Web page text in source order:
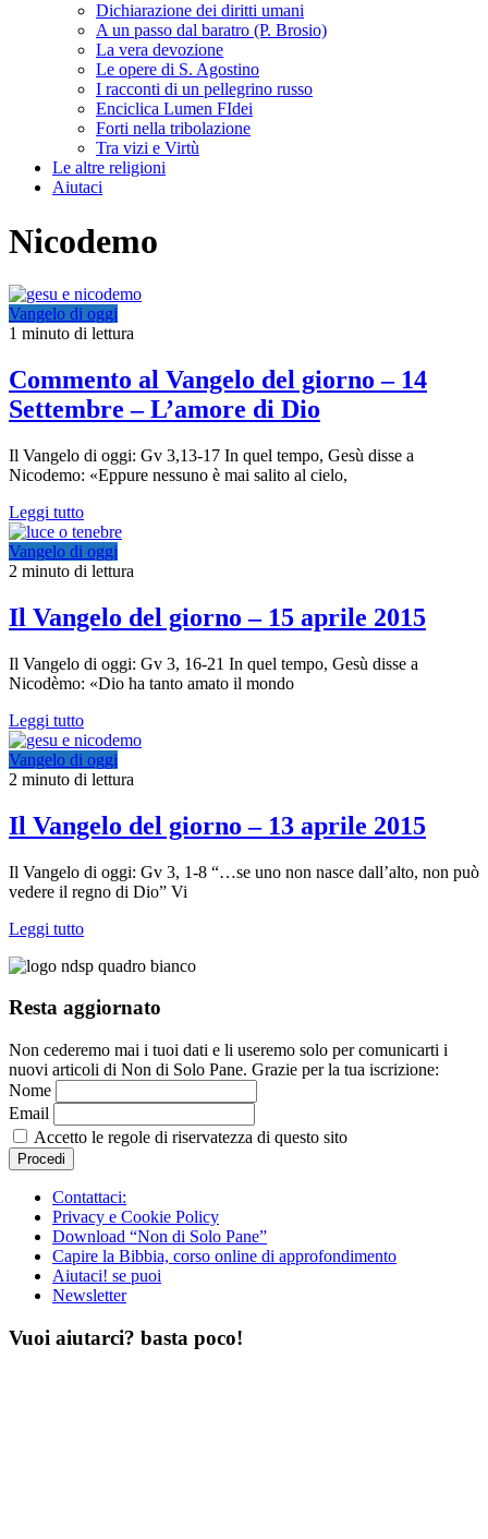
Dichiarazione dei diritti umani
A un passo dal baratro (P. Brosio)
La vera devozione
Le opere di S. Agostino
I racconti di un pellegrino russo
Enciclica Lumen FIdei
Forti nella tribolazione
Tra vizi e Virtù
Le altre religioni
Aiutaci
Nicodemo
Vangelo di oggi
1 minuto di lettura
Commento al Vangelo del giorno – 14
Settembre – L’amore di Dio
Il Vangelo di oggi: Gv 3,13-17 In quel tempo, Gesù disse a
Nicodemo: «Eppure nessuno è mai salito al cielo,
Leggi tutto
Vangelo di oggi
2 minuto di lettura
Il Vangelo del giorno – 15 aprile 2015
Il Vangelo di oggi: Gv 3, 16-21 In quel tempo, Gesù disse a
Nicodèmo: «Dio ha tanto amato il mondo
Leggi tutto
Vangelo di oggi
2 minuto di lettura
Il Vangelo del giorno – 13 aprile 2015
Il Vangelo di oggi: Gv 3, 1-8 “…se uno non nasce dall’alto, non può
vedere il regno di Dio” Vi
Leggi tutto
Resta aggiornato
Non cederemo mai i tuoi dati e li useremo solo per comunicarti i
nuovi articoli di Non di Solo Pane. Grazie per la tua iscrizione:
Nome
Email
Accetto le regole di riservatezza di questo sito
Contattaci:
Privacy e Cookie Policy
Download “Non di Solo Pane”
Capire la Bibbia, corso online di approfondimento
Aiutaci! se puoi
Newsletter
Vuoi aiutarci? basta poco!